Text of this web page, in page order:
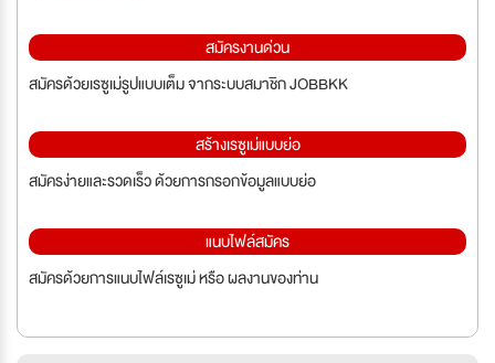
สมัครงานด่วน
สมัครด้วยเรซูเม่รูปแบบเต็ม จากระบบสมาชิก JOBBKK
สร้างเรซูเม่แบบย่อ
สมัครง่ายและรวดเร็ว ด้วยการกรอกข้อมูลแบบย่อ
แนบไฟล์สมัคร
สมัครด้วยการแนบไฟล์เรซูเม่ หรือ ผลงานของท่าน